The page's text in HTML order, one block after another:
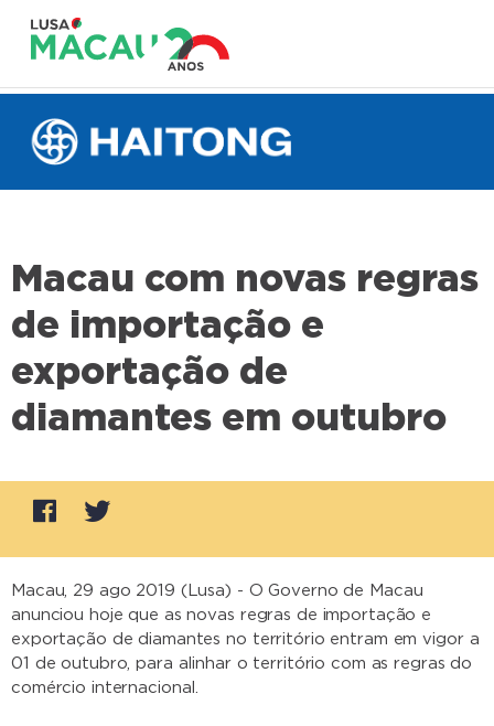
Macau com novas regras
de importação e
exportação de
diamantes em outubro
Macau, 29 ago 2019 (Lusa) - O Governo de Macau
anunciou hoje que as novas regras de importação e
exportação de diamantes no território entram em vigor a
01 de outubro, para alinhar o território com as regras do
comércio internacional.